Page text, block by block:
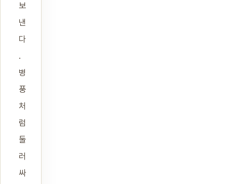
보
낸
다
.
병
풍
처
럼
둘
러
싸